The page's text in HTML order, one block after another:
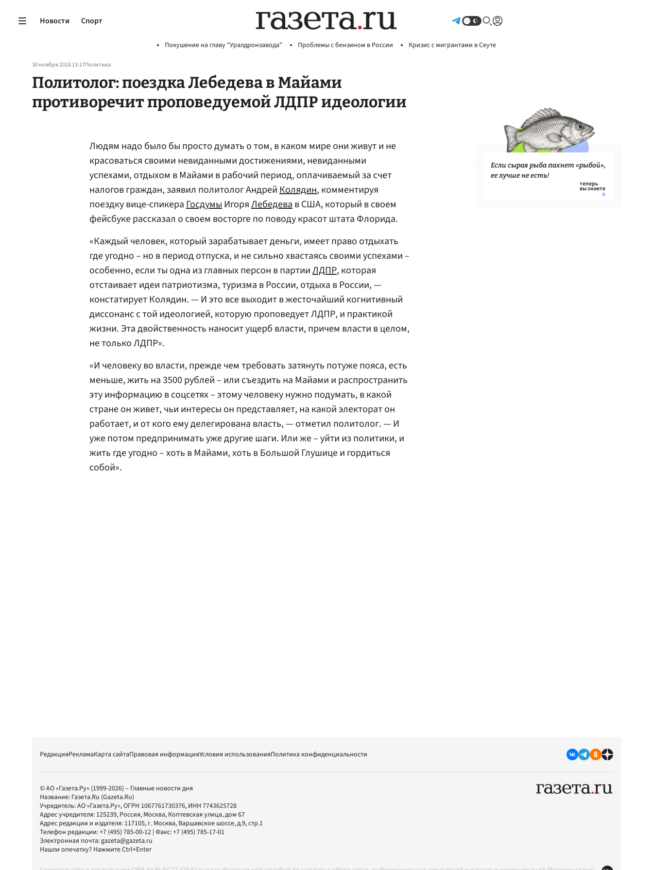
Новости Спорт
Покушение на главу "Уралдронзавода" Проблемы с бензином в России Кризис с мигрантами в Сеуте
30 ноября 2018 13:17Политика
Политолог: поездка Лебедева в Майами
противоречит проповедуемой ЛДПР идеологии
Людям надо было бы просто думать о том, в каком мире они живут и не
красоваться своими невиданными достижениями, невиданными
успехами, отдыхом в Майами в рабочий период, оплачиваемый за счет
налогов граждан, заявил политолог АндрейКолядин, комментируя
поездку вице-спикераГосдумыИгоряЛебедевав США, который в своем
фейсбуке рассказал о своем восторге по поводу красот штата Флорида.
«Каждый человек, который зарабатывает деньги, имеет право отдыхать
где угодно – но в период отпуска, и не сильно хвастаясь своими успехами –
особенно, если ты одна из главных персон в партииЛДПР, которая
отстаивает идеи патриотизма, туризма в России, отдыха в России, —
констатирует Колядин. — И это все выходит в жесточайший когнитивный
диссонанс с той идеологией, которую проповедует ЛДПР, и практикой
жизни. Эта двойственность наносит ущерб власти, причем власти в целом,
не только ЛДПР».
«И человеку во власти, прежде чем требовать затянуть потуже пояса, есть
меньше, жить на 3500 рублей – или съездить на Майами и распространить
эту информацию в соцсетях – этому человеку нужно подумать, в какой
стране он живет, чьи интересы он представляет, на какой электорат он
работает, и от кого ему делегирована власть, — отметил политолог. — И
уже потом предпринимать уже другие шаги. Или же – уйти из политики, и
жить где угодно – хоть в Майами, хоть в Большой Глушице и гордиться
собой».
Если сырая рыба пахнет «рыбой»,
ее лучше не есть!
РедакцияРекламаКарта сайтаПравовая информацияУсловия использованияПолитика конфиденциальности
© АО «Газета.Ру» (1999-2026) – Главные новости дня
Название: Газета.Ru (Gazeta.Ru)
Учредитель:АО «Газета.Ру», ОГРН 1067761730376, ИНН 7743625728
Адрес учредителя: 125239, Россия, Москва, Коптевская улица, дом 67
Адрес редакции и издателя: 117105, г. Москва, Варшавское шоссе, д.9, стр.1
Телефон редакции:+7 (495) 785-00-12 | Факс:+7 (495) 785-17-01
Электронная почта:gazeta@gazeta.ru
Нашли опечатку? Нажмите Ctrl+Enter